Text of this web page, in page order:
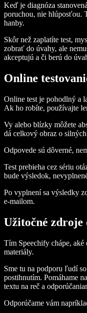
Keď je diagnóza
poruchou, nie hlúposťou.
hanby.
Skôr než zaplatíte test,
zobrať do úvahy, ale
akceptujú a či berú do
Online
Online test je pohodlný a
Ak ho robíte, používajte
Vy alebo blízky môžete
dá celkový obraz o
Odpovede sú dôverné,
Test prebieha cez sériu
bude výsledok,
Po vyplnení sa výsledky
e‑mailom.
Užitočné zdroje
Tím Speechify chápe,
materiály.
Sme tu na podporu ľudí
postihnutím. Pomáhame
textu na reč a
Odporúčame vám